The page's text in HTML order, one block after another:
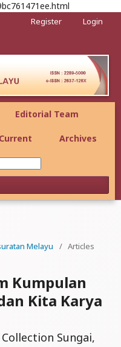
Editorial Team
Current Archives
Register Login
Melayu
/ Articles
Kumpulan
Kita Karya
Sungai,